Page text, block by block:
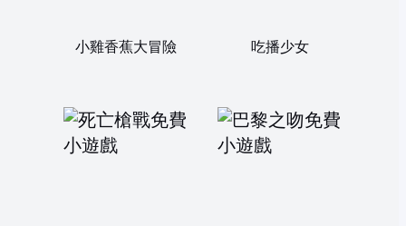
小雞香蕉大冒險 吃播少女